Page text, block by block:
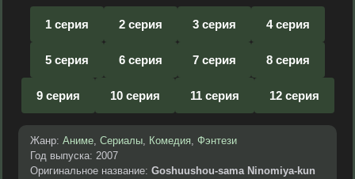
1 серия 2 серия 3 серия 4 серия
5 серия 6 серия 7 серия 8 серия
9 серия 10 серия 11 серия 12 серия
Жанр: Аниме, Сериалы, Комедия, Фэнтези
Год выпуска: 2007
Оригинальное название: Goshuushou-sama Ninomiya-kun